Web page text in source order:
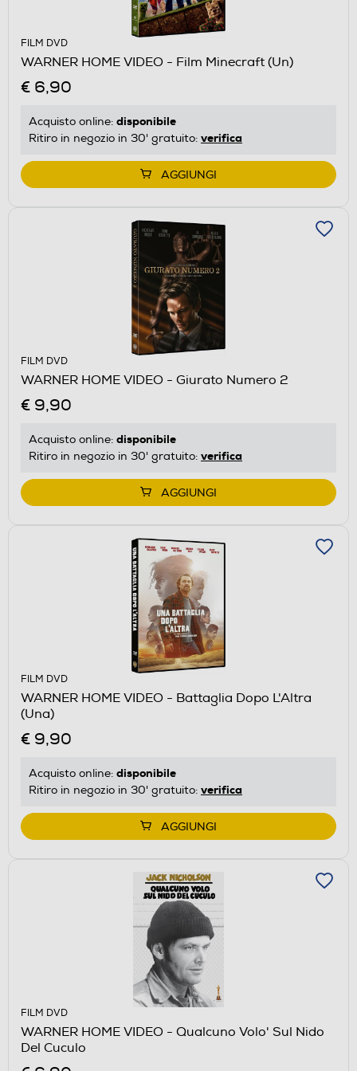
FILM DVD
WARNER HOME VIDEO - Film Minecraft (Un)
€ 6,90
Acquisto online: disponibile
Ritiro in negozio in 30' gratuito: verifica
AGGIUNGI
FILM DVD
WARNER HOME VIDEO - Giurato Numero 2
€ 9,90
Acquisto online: disponibile
Ritiro in negozio in 30' gratuito: verifica
AGGIUNGI
FILM DVD
WARNER HOME VIDEO - Battaglia Dopo L'Altra
(Una)
€ 9,90
Acquisto online: disponibile
Ritiro in negozio in 30' gratuito: verifica
AGGIUNGI
FILM DVD
WARNER HOME VIDEO - Qualcuno Volo' Sul Nido
Del Cuculo